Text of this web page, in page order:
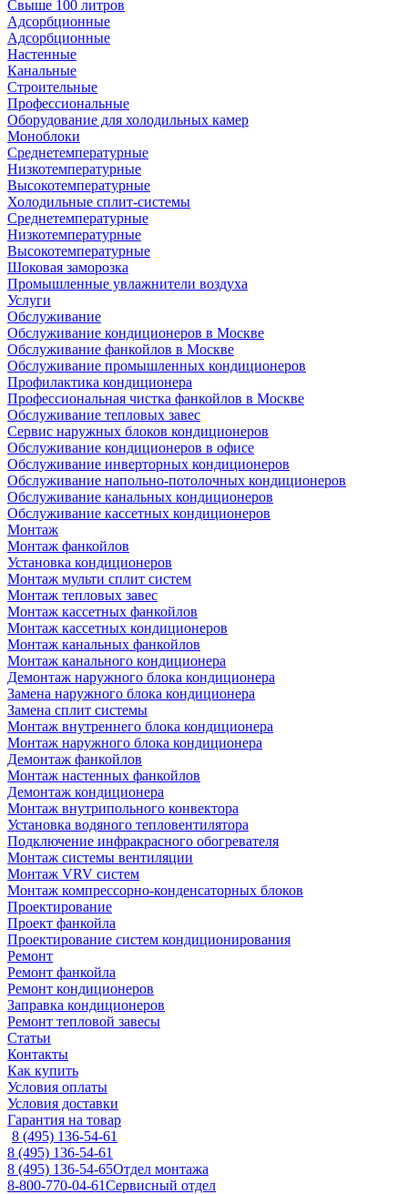
Свыше 100 литров
Адсорбционные
Адсорбционные
Настенные
Канальные
Строительные
Профессиональные
Оборудование для холодильных камер
Моноблоки
Среднетемпературные
Низкотемпературные
Высокотемпературные
Холодильные сплит-системы
Среднетемпературные
Низкотемпературные
Высокотемпературные
Шоковая заморозка
Промышленные увлажнители воздуха
Услуги
Обслуживание
Обслуживание кондиционеров в Москве
Обслуживание фанкойлов в Москве
Обслуживание промышленных кондиционеров
Профилактика кондиционера
Профессиональная чистка фанкойлов в Москве
Обслуживание тепловых завес
Сервис наружных блоков кондиционеров
Обслуживание кондиционеров в офисе
Обслуживание инверторных кондиционеров
Обслуживание напольно-потолочных кондиционеров
Обслуживание канальных кондиционеров
Обслуживание кассетных кондиционеров
Монтаж
Монтаж фанкойлов
Установка кондиционеров
Монтаж мульти сплит систем
Монтаж тепловых завес
Монтаж кассетных фанкойлов
Монтаж кассетных кондиционеров
Монтаж канальных фанкойлов
Монтаж канального кондиционера
Демонтаж наружного блока кондиционера
Замена наружного блока кондиционера
Замена сплит системы
Монтаж внутреннего блока кондиционера
Монтаж наружного блока кондиционера
Демонтаж фанкойлов
Монтаж настенных фанкойлов
Демонтаж кондиционера
Монтаж внутрипольного конвектора
Установка водяного тепловентилятора
Подключение инфракрасного обогревателя
Монтаж системы вентиляции
Монтаж VRV систем
Монтаж компрессорно-конденсаторных блоков
Проектирование
Проект фанкойла
Проектирование систем кондиционирования
Ремонт
Ремонт фанкойла
Ремонт кондиционеров
Заправка кондиционеров
Ремонт тепловой завесы
Статьи
Контакты
Как купить
Условия оплаты
Условия доставки
Гарантия на товар
8 (495) 136-54-61
8 (495) 136-54-61
8 (495) 136-54-65Отдел монтажа
8-800-770-04-61Сервисный отдел